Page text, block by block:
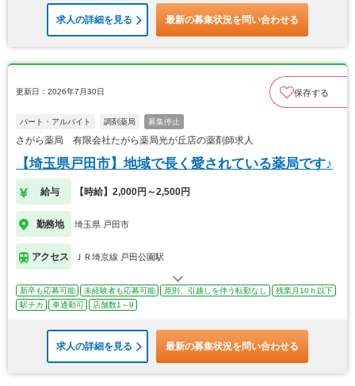
求人の詳細を見る 最新の募集状況を問い合わせる
更新日：2026年7月30日 保存する
パート・アルバイト 調剤薬局 募集停止
さがら薬局 有限会社たがら薬局光が丘店の薬剤師求人
【埼玉県戸田市】地域で長く愛されている薬局です♪
給与 【時給】2,000円～2,500円
勤務地 埼玉県 戸田市
アクセス ＪＲ埼京線 戸田公園駅
新卒も応募可能 未経験者も応募可能 原則、引越しを伴う転勤なし
残業月10ｈ以下
駅チカ
車通勤可 店舗数1～9
求人の詳細を見る 最新の募集状況を問い合わせる